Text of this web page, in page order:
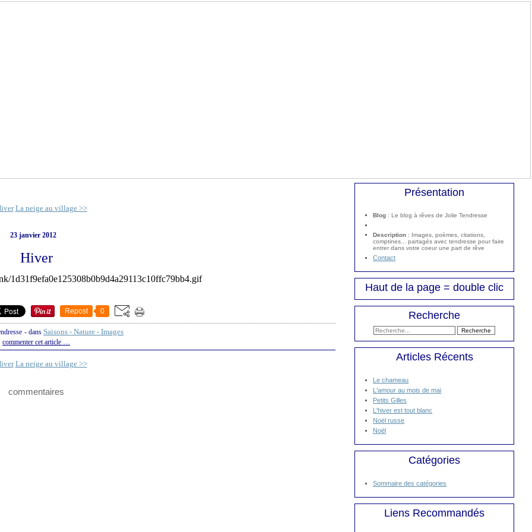
La neige au village >>
23 janvier 2012
Hiver
Repost 0
- dans Saisons - Nature - Images
commenter cet article …
La neige au village >>
commentaires
Présentation
Blog : Le blog à rêves de Jolie Tendresse
Description : Images, poèmes, citations,
comptines... partagés avec tendresse pour faire
entrer dans votre coeur une part de rêve
Contact
Haut de la page = double clic
Recherche
Articles Récents
Le chameau
L'amour au mois de mai
Petits Gilles
L'hiver est tout blanc
Noël russe
Noël
Catégories
Sommaire des catégories
Liens Recommandés